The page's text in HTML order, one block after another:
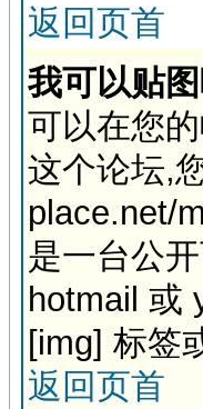
返回页首
我可以贴
可以在您
这个论坛,
place.net/
是一台公
hotmail 或
[img] 标签
返回页首